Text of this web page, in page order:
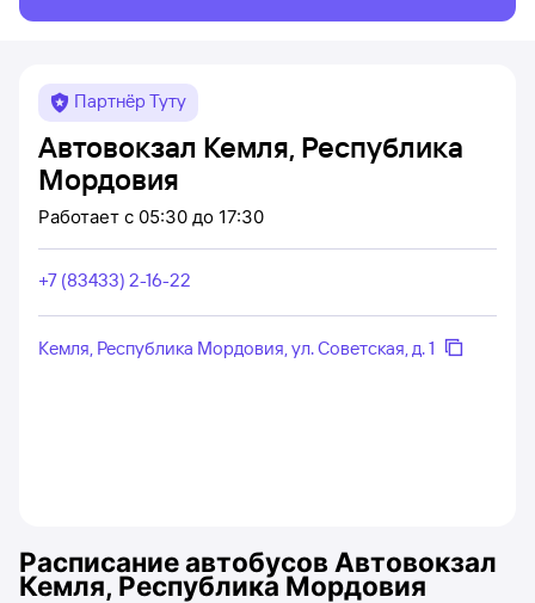
Партнёр Туту
Автовокзал Кемля, Республика
Мордовия
Работает с 05:30 до 17:30
+7 (83433) 2-16-22
Кемля, Республика Мордовия, ул. Советская, д. 1
Расписание автобусов Автовокзал
Кемля, Республика Мордовия